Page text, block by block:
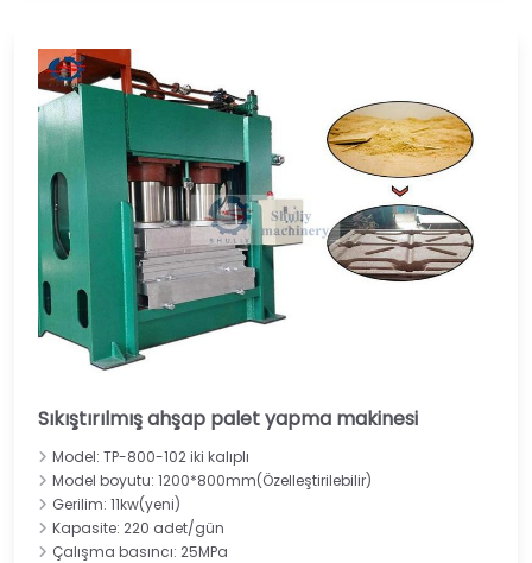
Sıkıştırılmış ahşap palet yapma makinesi
Model: TP-800-102 iki kalıplı
Model boyutu: 1200*800mm(Özelleştirilebilir)
Gerilim: 11kw(yeni)
Kapasite: 220 adet/gün
Çalışma basıncı: 25MPa